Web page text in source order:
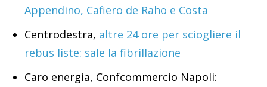
Appendino, Cafiero de Raho e Costa
Centrodestra, altre 24 ore per sciogliere il
rebus liste: sale la fibrillazione
Caro energia, Confcommercio Napoli: